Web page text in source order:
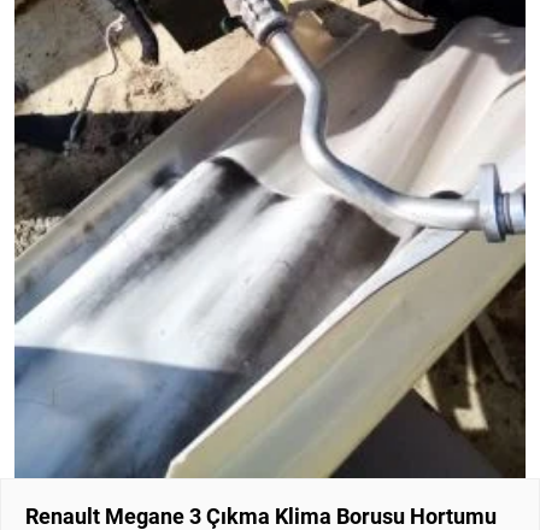
Renault Megane 3 Çıkma Klima Borusu Hortumu